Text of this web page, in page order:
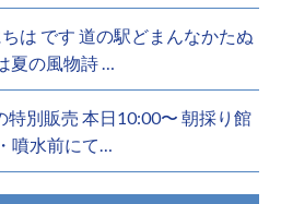
は︎ です️ 道の駅どまんなかたぬ
夏の風物詩 …
別販売 本日10:00〜 朝採り館
噴水前にて…